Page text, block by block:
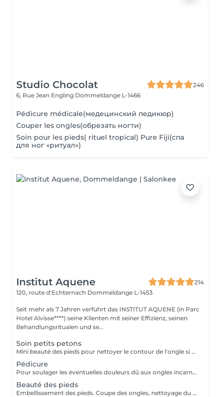
Studio Chocolat
246
6, Rue Jean Engling Dommeldange L-1466
Pédicure médicale(медецинский педикюр)
Couper les ongles(обрезать ногти)
Soin pour les pieds( rituel tropical) Pure Fiji(спа
для ног «ритуал»)
Institut Aquene
214
120, route d'Echternach Dommeldange L-1453
Seit mehr als 7 Jahren verführt das INSTITUT AQUENE (in Parc
Hotel Alvisse****) seine Klienten mit seiner Effizienz, seinen
Behandlungsritualen und se...
Soin petits petons
Mini beauté des pieds pour nettoyer le contour de l'ongle si nécessaire. Si l'enfant le souhaite nous lui offrons la pose vernis avec les couleurs biosourcées totalement naturelles.
Pédicure
Pour soulager les éventuelles douleurs dû aux ongles incarnés, cors. L'usage du bistouri pour enlever de simple callosités sera considéré comme une pédicure.
Beauté des pieds
Embellissement des pieds. Coupe des ongles, nettoyage du contour des cuticules et râpe pour poncer le dessous des pieds.